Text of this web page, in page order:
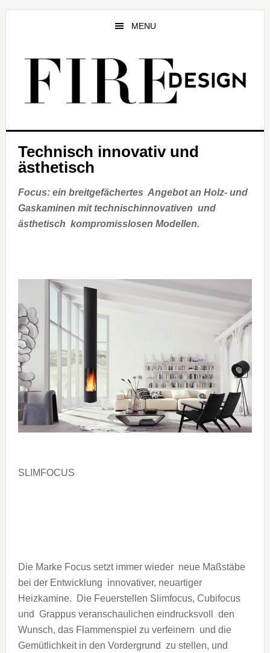
MENU
Technisch innovativ und
ästhetisch
Focus: ein breitgefächertes Angebot an Holz- und
Gaskaminen mit technischinnovativen und
ästhetisch kompromisslosen Modellen.
SLIMFOCUS
Die Marke Focus setzt immer wieder neue Maßstäbe
bei der Entwicklung innovativer, neuartiger
Heizkamine. Die Feuerstellen Slimfocus, Cubifocus
und Grappus veranschaulichen eindrucksvoll den
Wunsch, das Flammenspiel zu verfeinern und die
Gemütlichkeit in den Vordergrund zu stellen, und